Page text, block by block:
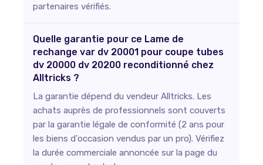
partenaires vérifiés.
Quelle garantie pour ce Lame de
rechange var dv 20001 pour coupe tubes
dv 20000 dv 20200 reconditionné chez
Alltricks ?
La garantie dépend du vendeur Alltricks. Les
achats auprès de professionnels sont couverts
par la garantie légale de conformité (2 ans pour
les biens d'occasion vendus par un pro). Vérifiez
la durée commerciale annoncée sur la page du